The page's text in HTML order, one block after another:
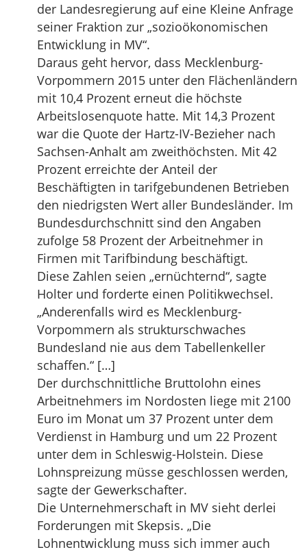
der Landesregierung auf eine Kleine Anfrage
seiner Fraktion zur „sozioökonomischen
Entwicklung in MV“.
Daraus geht hervor, dass Mecklenburg-
Vorpommern 2015 unter den Flächenländern
mit 10,4 Prozent erneut die höchste
Arbeitslosenquote hatte. Mit 14,3 Prozent
war die Quote der Hartz-IV-Bezieher nach
Sachsen-Anhalt am zweithöchsten. Mit 42
Prozent erreichte der Anteil der
Beschäftigten in tarifgebundenen Betrieben
den niedrigsten Wert aller Bundesländer. Im
Bundesdurchschnitt sind den Angaben
zufolge 58 Prozent der Arbeitnehmer in
Firmen mit Tarifbindung beschäftigt.
Diese Zahlen seien „ernüchternd“, sagte
Holter und forderte einen Politikwechsel.
„Anderenfalls wird es Mecklenburg-
Vorpommern als strukturschwaches
Bundesland nie aus dem Tabellenkeller
schaffen.“ […]
Der durchschnittliche Bruttolohn eines
Arbeitnehmers im Nordosten liege mit 2100
Euro im Monat um 37 Prozent unter dem
Verdienst in Hamburg und um 22 Prozent
unter dem in Schleswig-Holstein. Diese
Lohnspreizung müsse geschlossen werden,
sagte der Gewerkschafter.
Die Unternehmerschaft in MV sieht derlei
Forderungen mit Skepsis. „Die
Lohnentwicklung muss sich immer auch